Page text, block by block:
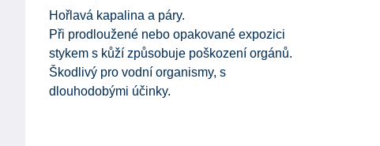
Hořlavá kapalina a páry.
Při prodloužené nebo opakované expozici
stykem s kůží způsobuje poškození orgánů.
Škodlivý pro vodní organismy, s
dlouhodobými účinky.